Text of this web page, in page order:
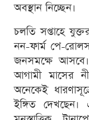
অবস্থান নিচ্ছেন।
চলতি সপ্তাহে
নন-ফার্ম পে-
জনসমক্ষে আসবে।
আগামী মাসের
অনেকেই
ইঙ্গিত দেখছেন।